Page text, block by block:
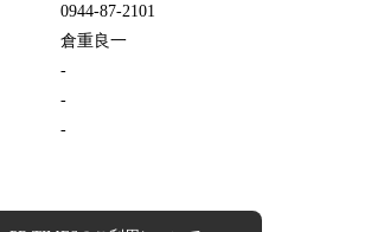
0944-87-2101
倉重良一
-
-
-